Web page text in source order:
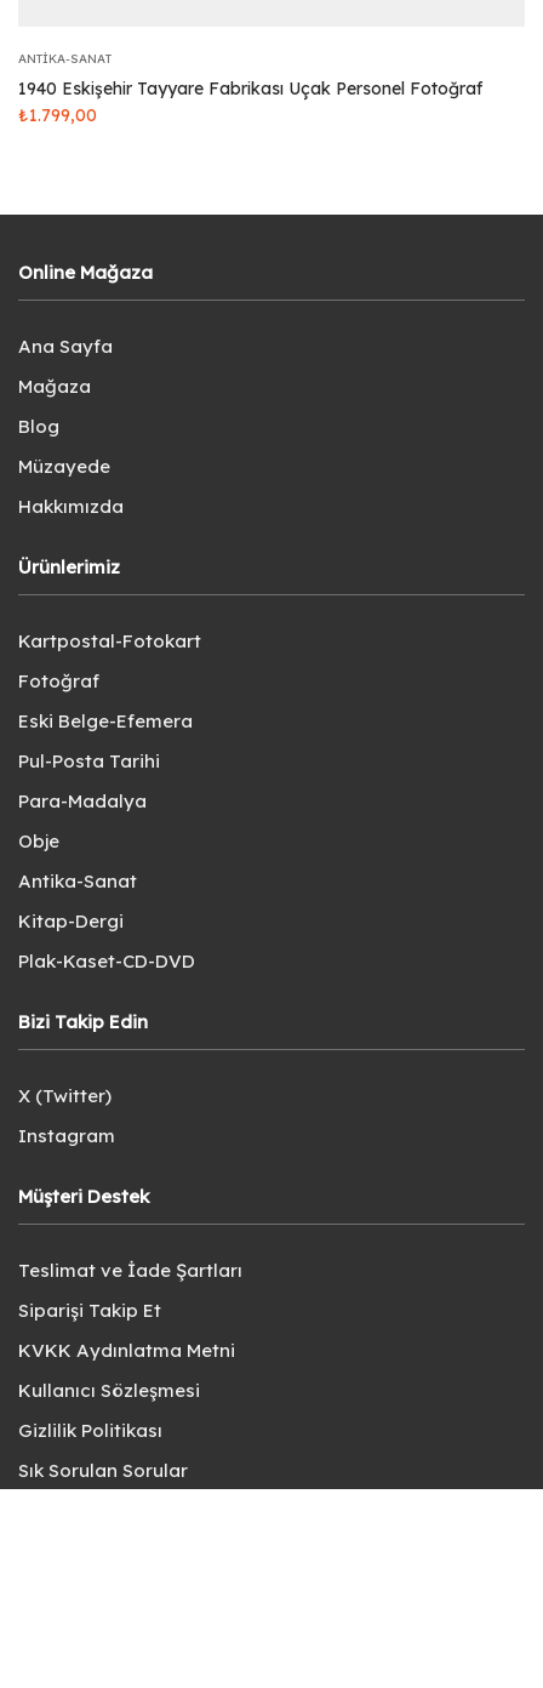
ANTIKA-SANAT
1940 Eskişehir Tayyare Fabrikası Uçak Personel Fotoğraf
₺1.799,00
Online Mağaza
Ana Sayfa
Mağaza
Blog
Müzayede
Hakkımızda
Ürünlerimiz
Kartpostal-Fotokart
Fotoğraf
Eski Belge-Efemera
Pul-Posta Tarihi
Para-Madalya
Obje
Antika-Sanat
Kitap-Dergi
Plak-Kaset-CD-DVD
Bizi Takip Edin
X (Twitter)
Instagram
Müşteri Destek
Teslimat ve İade Şartları
Siparişi Takip Et
KVKK Aydınlatma Metni
Kullanıcı Sözleşmesi
Gizlilik Politikası
Sık Sorulan Sorular